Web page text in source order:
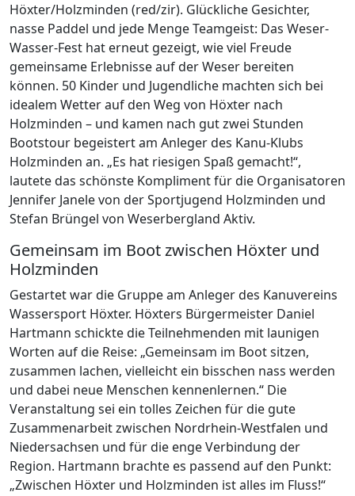
Höxter/Holzminden (red/zir). Glückliche Gesichter,
nasse Paddel und jede Menge Teamgeist: Das Weser-
Wasser-Fest hat erneut gezeigt, wie viel Freude
gemeinsame Erlebnisse auf der Weser bereiten
können. 50 Kinder und Jugendliche machten sich bei
idealem Wetter auf den Weg von Höxter nach
Holzminden – und kamen nach gut zwei Stunden
Bootstour begeistert am Anleger des Kanu-Klubs
Holzminden an. „Es hat riesigen Spaß gemacht!“,
lautete das schönste Kompliment für die Organisatoren
Jennifer Janele von der Sportjugend Holzminden und
Stefan Brüngel von Weserbergland Aktiv.
Gemeinsam im Boot zwischen Höxter und
Holzminden
Gestartet war die Gruppe am Anleger des Kanuvereins
Wassersport Höxter. Höxters Bürgermeister Daniel
Hartmann schickte die Teilnehmenden mit launigen
Worten auf die Reise: „Gemeinsam im Boot sitzen,
zusammen lachen, vielleicht ein bisschen nass werden
und dabei neue Menschen kennenlernen.“ Die
Veranstaltung sei ein tolles Zeichen für die gute
Zusammenarbeit zwischen Nordrhein-Westfalen und
Niedersachsen und für die enge Verbindung der
Region. Hartmann brachte es passend auf den Punkt:
„Zwischen Höxter und Holzminden ist alles im Fluss!“